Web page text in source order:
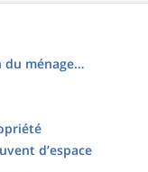
du ménage…
d’espace